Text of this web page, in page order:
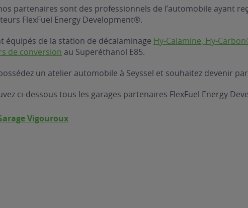
partenaires sont des professionnels de l’automobile ayant
FlexFuel Energy Development®.
équipés de la station de décalaminage Hy-Calamine, Hy-
de conversion au Superéthanol E85.
un atelier automobile à Seyssel et souhaitez devenir
ci-dessous tous les garages partenaires FlexFuel Energy
Vigouroux